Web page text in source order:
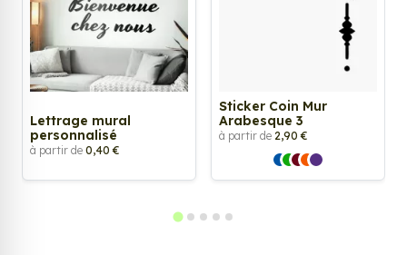
Lettrage mural
personnalisé
à partir de 0,40 €
Sticker Coin Mur
Arabesque 3
à partir de 2,90 €